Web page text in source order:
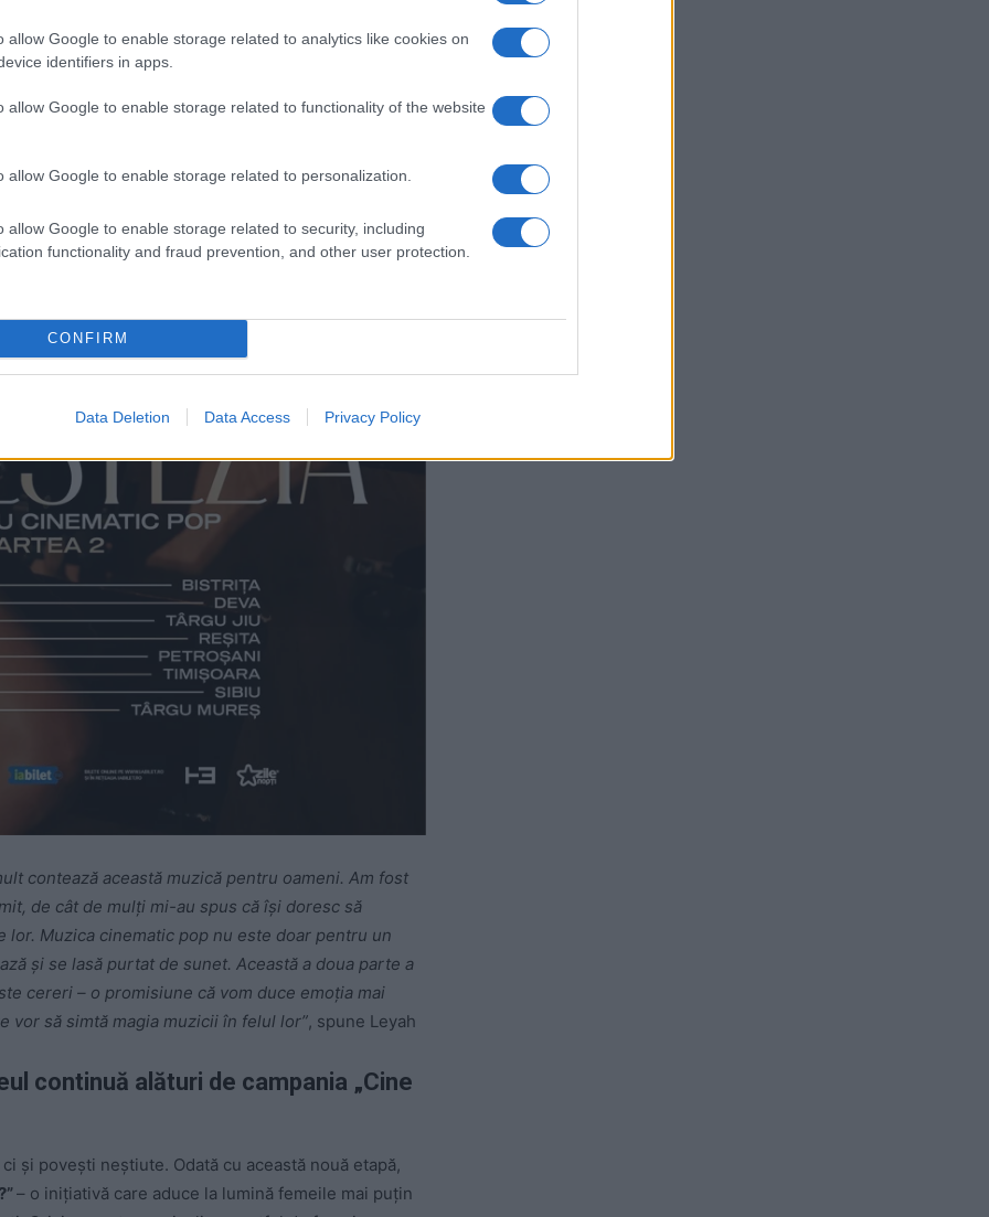
allow Google to enable storage related to analytics like cookies on
identifiers in apps.
allow Google to enable storage related to functionality of the website
allow Google to enable storage related to personalization.
allow Google to enable storage related to security, including
functionality and fraud prevention, and other user protection.
CONFIRM
Data Deletion Data Access Privacy Policy
contează această muzică pentru oameni. Am fost
de cât de mulți mi-au spus că își doresc să
lor. Muzica cinematic pop nu este doar pentru un
și se lasă purtat de sunet. Această a doua parte a
cereri – o promisiune că vom duce emoția mai
vor să simtă magia muzicii în felul lor”, spune Leyah
continuă alături de campania „Cine
și povești neștiute. Odată cu această nouă etapă,
– o inițiativă care aduce la lumină femeile mai puțin